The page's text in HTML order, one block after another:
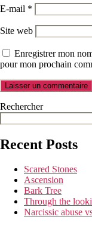
E-mail *
Site web
Enregistrer mon
pour mon prochain
Rechercher
Recent Posts
Scared Stones
Ascension
Bark Tree
Through the
Narcissic abuse